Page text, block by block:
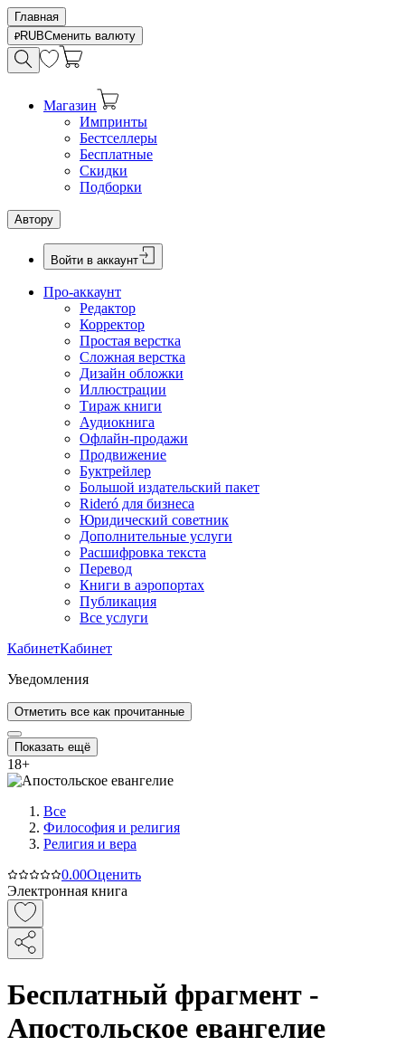
Главная
RUBСменить валюту
Магазин
Импринты
Бестселлеры
Бесплатные
Скидки
Подборки
Автору
Войти в аккаунт
Про-аккаунт
Редактор
Корректор
Простая верстка
Сложная верстка
Дизайн обложки
Иллюстрации
Тираж книги
Аудиокнига
Офлайн-продажи
Продвижение
Буктрейлер
Большой издательский пакет
Rideró для бизнеса
Юридический советник
Дополнительные услуги
Расшифровка текста
Перевод
Книги в аэропортах
Публикация
Все услуги
КабинетКабинет
Уведомления
Отметить все как прочитанные
Показать ещё
18+
Все
Философия и религия
Религия и вера
0.00Оценить
Электронная книга
Бесплатный фрагмент -
Апостольское евангелие